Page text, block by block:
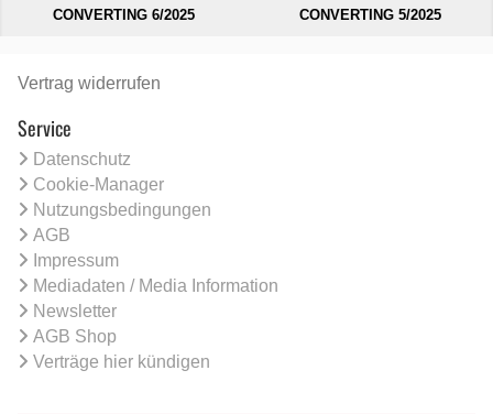
CONVERTING 6/2025
CONVERTING 5/2025
Vertrag widerrufen
Service
Datenschutz
Cookie-Manager
Nutzungsbedingungen
AGB
Impressum
Mediadaten / Media Information
Newsletter
AGB Shop
Verträge hier kündigen